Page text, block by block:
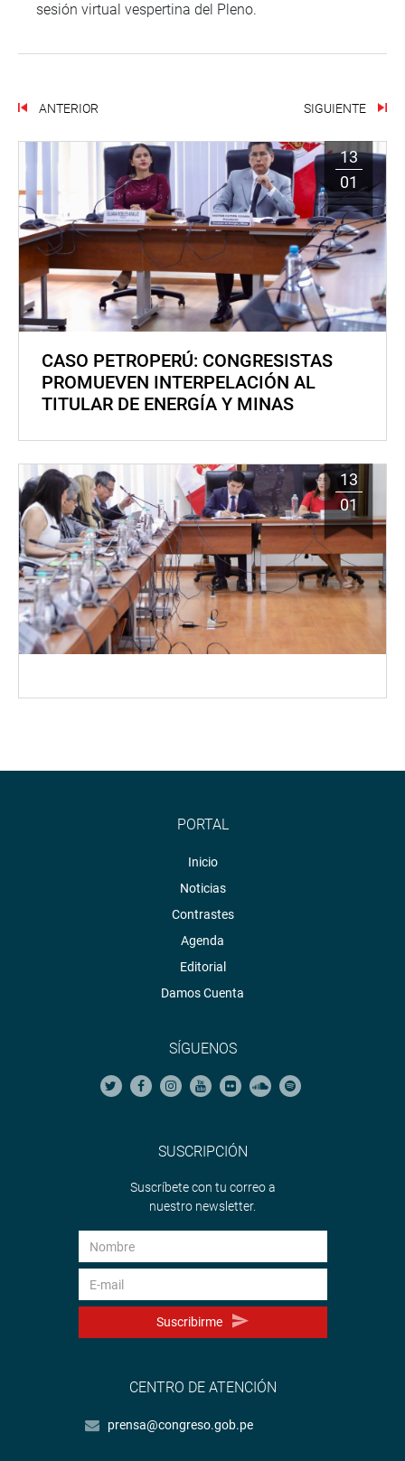
sesión virtual vespertina del Pleno.
ANTERIOR SIGUIENTE
13
01
CASO PETROPERÚ: CONGRESISTAS
PROMUEVEN INTERPELACIÓN AL
TITULAR DE ENERGÍA Y MINAS
13
01
PORTAL
Inicio
Noticias
Contrastes
Agenda
Editorial
Damos Cuenta
SÍGUENOS
SUSCRIPCIÓN
Suscríbete con tu correo a
nuestro newsletter.
Suscribirme
CENTRO DE ATENCIÓN
prensa@congreso.gob.pe